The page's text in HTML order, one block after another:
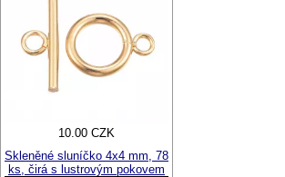
10.00 CZK
Skleněné sluníčko 4x4 mm, 78
ks, čirá s lustrovým pokovem